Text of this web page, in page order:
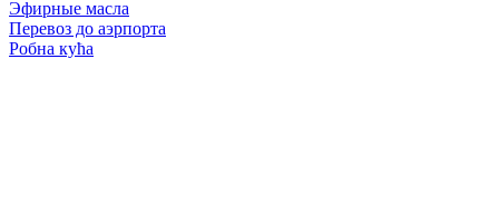
Эфирные масла
Перевоз до аэрпорта
Робна кућа